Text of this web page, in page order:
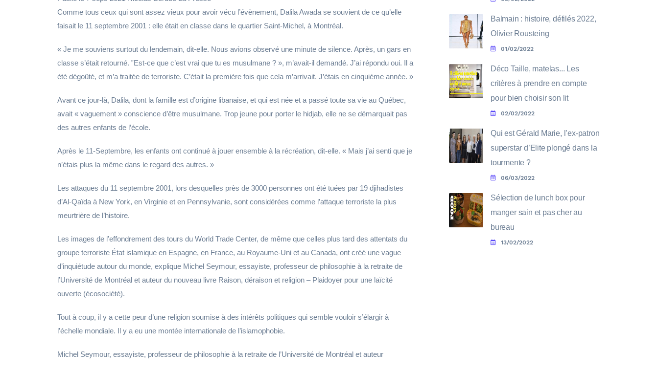
Comme tous ceux qui sont assez vieux pour avoir vécu l’évènement, Dalila Awada se souvient de ce qu’elle
faisait le 11 septembre 2001 : elle était en classe dans le quartier Saint-Michel, à Montréal.
« Je me souviens surtout du lendemain, dit-elle. Nous avions observé une minute de silence. Après, un gars en
classe s’était retourné. ‟Est-ce que c’est vrai que tu es musulmane ? », m’avait-il demandé. J’ai répondu oui. Il a
été dégoûté, et m’a traitée de terroriste. C’était la première fois que cela m’arrivait. J’étais en cinquième année. »
Avant ce jour-là, Dalila, dont la famille est d’origine libanaise, et qui est née et a passé toute sa vie au Québec,
avait « vaguement » conscience d’être musulmane. Trop jeune pour porter le hidjab, elle ne se démarquait pas
des autres enfants de l’école.
Après le 11-Septembre, les enfants ont continué à jouer ensemble à la récréation, dit-elle. « Mais j’ai senti que je
n’étais plus la même dans le regard des autres. »
Les attaques du 11 septembre 2001, lors desquelles près de 3000 personnes ont été tuées par 19 djihadistes
d’Al-Qaïda à New York, en Virginie et en Pennsylvanie, sont considérées comme l’attaque terroriste la plus
meurtrière de l’histoire.
Les images de l’effondrement des tours du World Trade Center, de même que celles plus tard des attentats du
groupe terroriste État islamique en Espagne, en France, au Royaume-Uni et au Canada, ont créé une vague
d’inquiétude autour du monde, explique Michel Seymour, essayiste, professeur de philosophie à la retraite de
l’Université de Montréal et auteur du nouveau livre Raison, déraison et religion – Plaidoyer pour une laïcité
ouverte (écosociété).
Tout à coup, il y a cette peur d’une religion soumise à des intérêts politiques qui semble vouloir s’élargir à
l’échelle mondiale. Il y a eu une montée internationale de l’islamophobie.
Michel Seymour, essayiste, professeur de philosophie à la retraite de l’Université de Montréal et auteur
Balmain : histoire, défilés 2022,
Olivier Rousteing
01/02/2022
Déco Taille, matelas... Les
critères à prendre en compte
pour bien choisir son lit
02/02/2022
Qui est Gérald Marie, l’ex-patron
superstar d’Elite plongé dans la
tourmente ?
06/03/2022
Sélection de lunch box pour
manger sain et pas cher au
bureau
13/02/2022